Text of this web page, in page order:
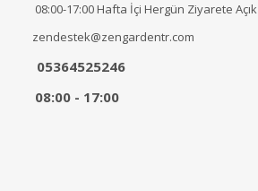
08:00-17:00 Hafta İçi Hergün Ziyarete Açık
zendestek@zengardentr.com
05364525246
08:00 - 17:00